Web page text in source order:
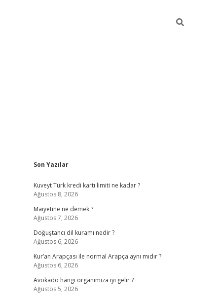
Sidebar
Son Yazılar
Kuveyt Türk kredi kartı limiti ne kadar ?
Ağustos 8, 2026
Maiyetine ne demek ?
Ağustos 7, 2026
Doğuştancı dil kuramı nedir ?
Ağustos 6, 2026
Kur’an Arapçası ile normal Arapça aynı mıdır ?
Ağustos 6, 2026
Avokado hangi organımıza iyi gelir ?
Ağustos 5, 2026